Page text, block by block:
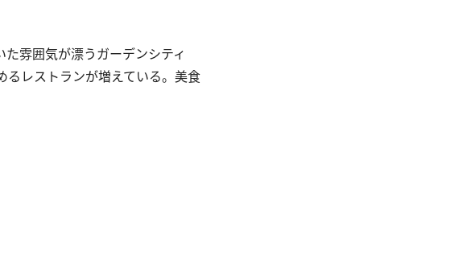
雰囲気が漂うガーデンシティ
るレストランが増えている。美食